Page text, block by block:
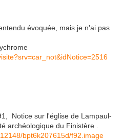
évoquée, mais je n'ai pas
Notice sur l'église de Lampaul-
archéologique du Finistère .
bpt6k207615d/f92.image